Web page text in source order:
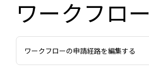
ワークフロー
ワークフローの申請経路を編集する